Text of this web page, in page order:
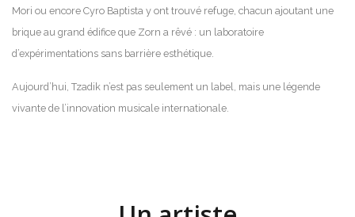
Mori ou encore Cyro Baptista y ont trouvé refuge, chacun ajoutant une
brique au grand édifice que Zorn a rêvé : un laboratoire
d’expérimentations sans barrière esthétique.
Aujourd’hui, Tzadik n’est pas seulement un label, mais une légende
vivante de l’innovation musicale internationale.